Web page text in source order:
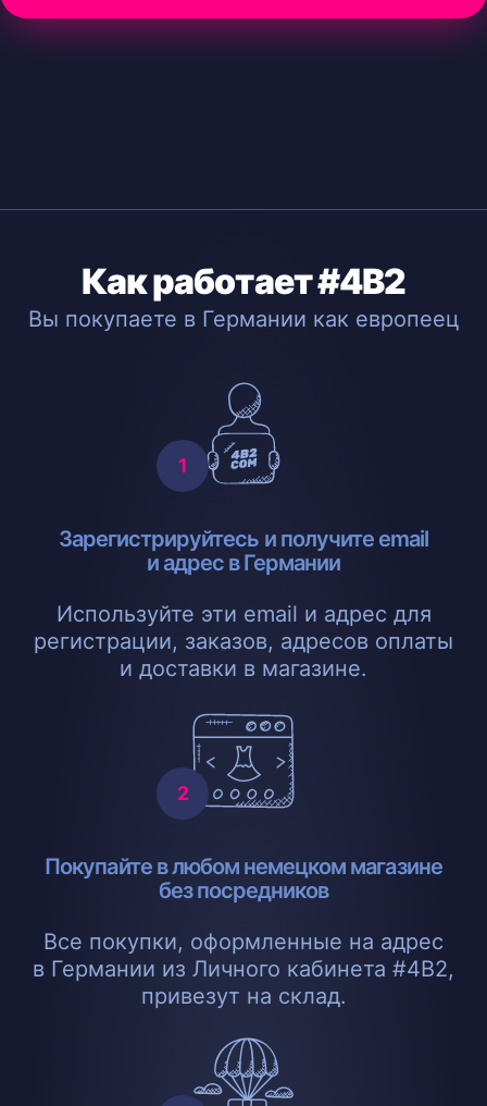
Как работает #4B2
Вы покупаете в Германии как европеец
Зарегистрируйтесь и получите email
и адрес в Германии
Используйте эти email и адрес для
регистрации, заказов, адресов оплаты
и доставки в магазине.
Покупайте в любом немецком магазине
без посредников
Все покупки, оформленные на адрес
в Германии из Личного кабинета #4B2,
привезут на склад.